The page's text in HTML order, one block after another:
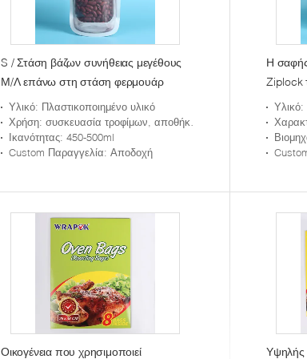
S / Στάση βάζων συνήθειας μεγέθους
Μ/Λ επάνω στη στάση φερμουάρ
επάνω στη σακούλα που συσκευάζει
την ξηρά συσκευασία τροφίμων
Υλικό: Πλαστικοποιημένο υλικό
Χρήση: συσκευασία τροφίμων, αποθήκευση
Ικανότητας: 450-500ml
Custom Παραγγελία: Αποδοχή
Η
Ziplock
Υλικό:
Οικογένεια που χρησιμοποιεί
Υψηλής